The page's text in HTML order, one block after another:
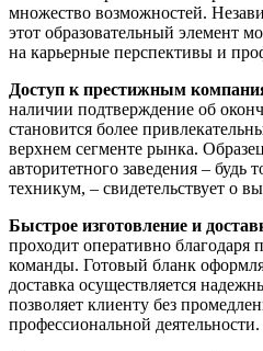
множество возможностей.
этот образовательный элемент
на карьерные перспективы и
Доступ к престижным
наличии подтверждение об
становится более
верхнем сегменте рынка.
авторитетного заведения – будь
техникум, – свидетельствует о
Быстрое изготовление и
проходит оперативно благодаря
команды. Готовый бланк
доставка осуществляется
позволяет клиенту без
профессиональной деятельности.